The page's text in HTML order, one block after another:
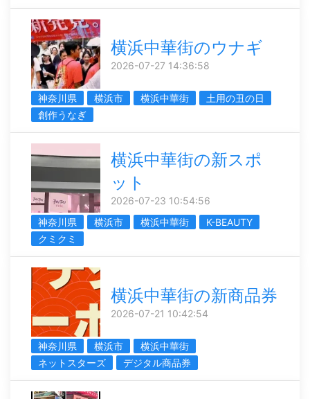
横浜中華街のウナギ
2026-07-27 14:36:58
神奈川県 横浜市 横浜中華街
土用の丑の日
創作うなぎ
横浜中華街の新スポ
ット
2026-07-23 10:54:56
神奈川県
横浜市 横浜中華街
K-BEAUTY
クミクミ
横浜中華街の新商品券
2026-07-21 10:42:54
神奈川県 横浜市
横浜中華街
ネットスターズ
デジタル商品券